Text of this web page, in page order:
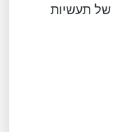
של תעשיות